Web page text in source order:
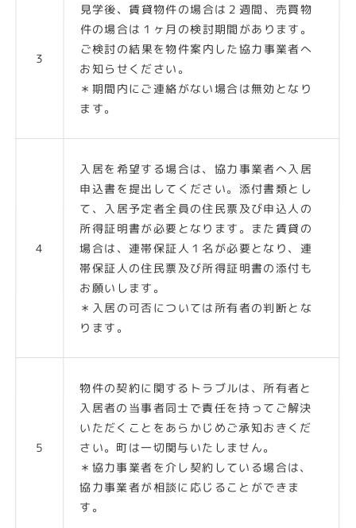
3
見学後、賃貸物件の場合は２週間、売買物
件の場合は１ヶ月の検討期間があります。
ご検討の結果を物件案内した協力事業者へ
お知らせください。
＊期間内にご連絡がない場合は無効となり
ます。
4
入居を希望する場合は、協力事業者へ入居
申込書を提出してください。添付書類とし
て、入居予定者全員の住民票及び申込人の
所得証明書が必要となります。また賃貸の
場合は、連帯保証人１名が必要となり、連
帯保証人の住民票及び所得証明書の添付も
お願いします。
＊入居の可否については所有者の判断とな
ります。
5
物件の契約に関するトラブルは、所有者と
入居者の当事者同士で責任を持ってご解決
いただくことをあらかじめご承知おきくだ
さい。町は一切関与いたしません。
＊協力事業者を介し契約している場合は、
協力事業者が相談に応じることができま
す。